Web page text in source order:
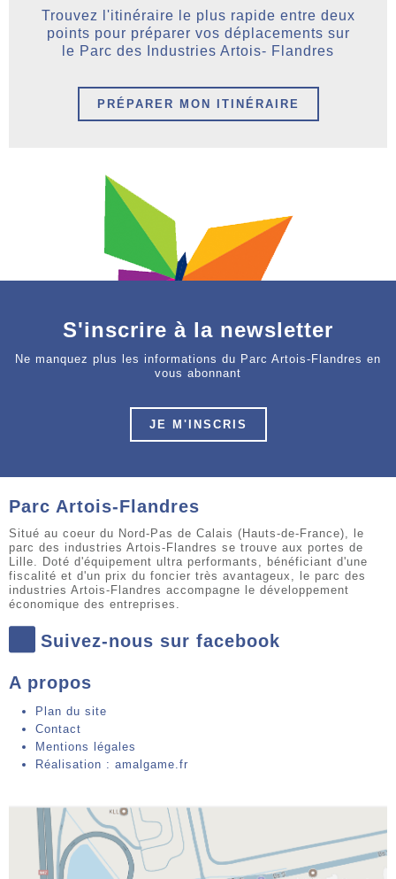
Trouvez l'itinéraire le plus rapide entre deux
points pour préparer vos déplacements sur
le Parc des Industries Artois- Flandres
PRÉPARER MON ITINÉRAIRE
S'inscrire à la newsletter
Ne manquez plus les informations du Parc Artois-Flandres en
vous abonnant
JE M'INSCRIS
Parc Artois-Flandres
Situé au coeur du Nord-Pas de Calais (Hauts-de-France), le
parc des industries Artois-Flandres se trouve aux portes de
Lille. Doté d'équipement ultra performants, bénéficiant d'une
fiscalité et d'un prix du foncier très avantageux, le parc des
industries Artois-Flandres accompagne le développement
économique des entreprises.
Suivez-nous sur facebook
A propos
Plan du site
Contact
Mentions légales
Réalisation : amalgame.fr